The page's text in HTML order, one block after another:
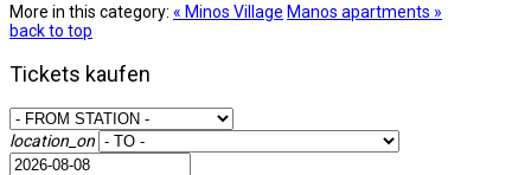
More in this category: « Minos Village Manos apartments »
back to top
Tickets kaufen
location_on